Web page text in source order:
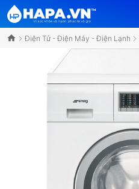
Điện Tử - Điện Máy - Điện Lạnh